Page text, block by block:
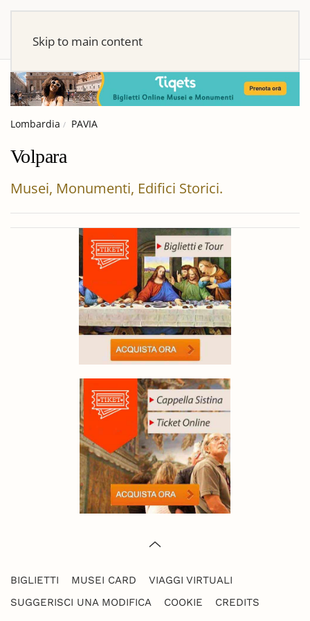
Skip to main content
Lombardia PAVIA
Volpara
Musei, Monumenti, Edifici Storici.
BIGLIETTI MUSEI CARD
VIAGGI VIRTUALI
SUGGERISCI UNA MODIFICA
COOKIE CREDITS